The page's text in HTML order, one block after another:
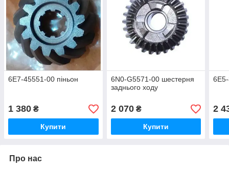
6E7-45551-00 піньон
1 380 ₴
Купити
6N0-G5571-00 шестерня
заднього ходу
2 070₴
Купити
2
Про нас